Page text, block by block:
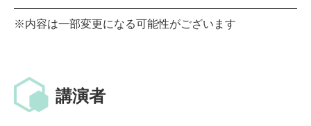
※内容は一部変更になる可能性がございます
講演者